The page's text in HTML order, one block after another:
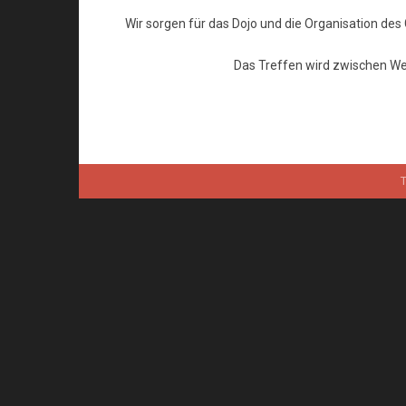
Wir sorgen für das Dojo und die Organisation
Das Treffen wird zwischen